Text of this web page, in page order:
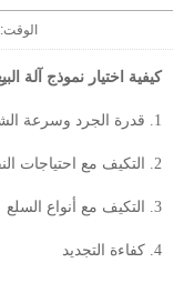
الوقت: 2021-07-26
كيفية اختيار نموذج آلة
1. قدرة الجرد وسرعة الشحن
2. التكيف مع احتياجات النقطة والتكيف مع الحشد
3. التكيف مع أنواع السلع
4. كفاءة التجديد